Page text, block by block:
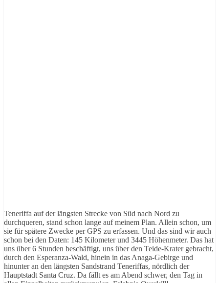
Teneriffa auf der längsten Strecke von Süd nach Nord zu
durchqueren, stand schon lange auf meinem Plan. Allein schon, um
sie für spätere Zwecke per GPS zu erfassen. Und das sind wir auch
schon bei den Daten: 145 Kilometer und 3445 Höhenmeter. Das hat
uns über 6 Stunden beschäftigt, uns über den Teide-Krater gebracht,
durch den Esperanza-Wald, hinein in das Anaga-Gebirge und
hinunter an den längsten Sandstrand Teneriffas, nördlich der
Hauptstadt Santa Cruz. Da fällt es am Abend schwer, den Tag in